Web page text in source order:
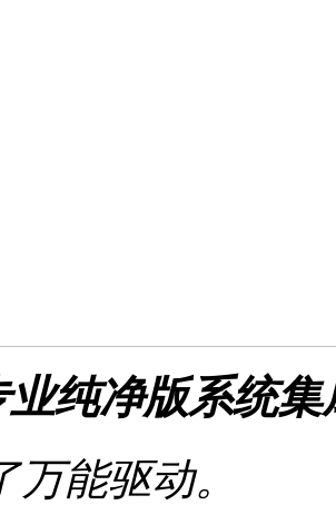
业纯净版系统集
万能驱动。